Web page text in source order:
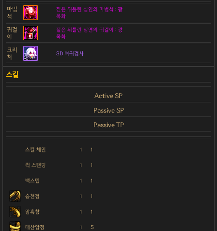
마법
석
짙은 뒤틀린 심연의 마법석 : 광
폭화
귀걸
이
짙은 뒤틀린 심연의 귀걸이 : 광
폭화
크리
쳐
SD 여귀검사
Active SP
Passive SP
Passive TP
스킬 체인 1 1
퀵 스탠딩 1 1
백스텝 1 1
승천검 1 1
암흑참 1 1
태산압정 1 5